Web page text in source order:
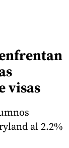
visas
al 2.2%